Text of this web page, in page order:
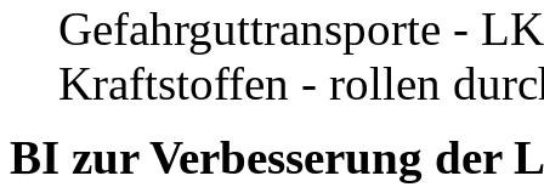
Gefahrguttransporte -
Kraftstoffen - rollen
BI zur Verbesserung der